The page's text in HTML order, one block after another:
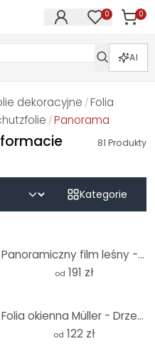
0 0
AI
dekoracyjne / Folia
/Panorama
81 Produkty
Kategorie
Panoramiczny film leśny - Panorama
od 191 zł
Folia okienna Müller - Drzewo klonowe - Panorama
od 122 zł